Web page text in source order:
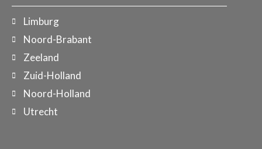
Limburg
Noord-Brabant
Zeeland
Zuid-Holland
Noord-Holland
Utrecht